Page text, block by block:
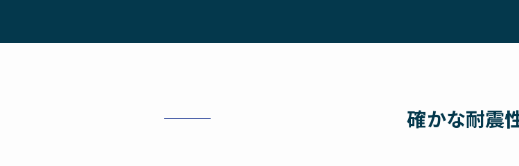
確かな耐震